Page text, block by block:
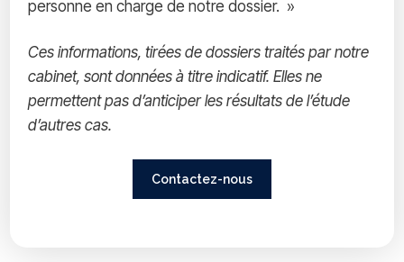
personne en charge de notre dossier. »
Ces informations, tirées de dossiers traités par notre
cabinet, sont données à titre indicatif. Elles ne
permettent pas d’anticiper les résultats de l’étude
d’autres cas.
Contactez-nous